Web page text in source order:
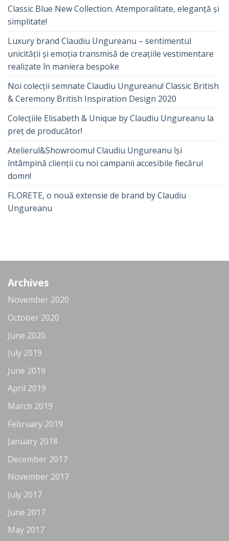
Classic Blue New Collection. Atemporalitate, eleganță și
simplitate!
Luxury brand Claudiu Ungureanu – sentimentul
unicității și emoția transmisă de creațiile vestimentare
realizate în maniera bespoke
Noi colecții semnate Claudiu Ungureanu! Classic British
& Ceremony British Inspiration Design 2020
Colecțiile Elisabeth & Unique by Claudiu Ungureanu la
preț de producător!
Atelierul&Showroomul Claudiu Ungureanu își
întâmpină clienții cu noi campanii accesibile fiecărui
domn!
FLORETE, o nouă extensie de brand by Claudiu
Ungureanu
Archives
November 2020
October 2020
June 2020
July 2019
June 2019
April 2019
March 2019
February 2019
January 2018
December 2017
November 2017
July 2017
June 2017
May 2017